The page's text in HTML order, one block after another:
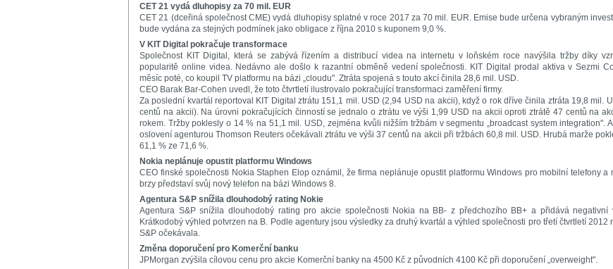
CET 21 vydá dluhopisy za 70 mil. EUR
CET 21 (dceřiná společnost CME) vydá dluhopisy splatné v roce 2017 za 70 mil. EUR. Emise bude určena vybraným
bude vydána za stejných podmínek jako obligace z října 2010 s kuponem 9,0 %.
V KIT Digital pokračuje transformace
Společnost KIT Digital, která se zabývá řízením a distribucí videa na internetu v loňském roce navýšila tržby díky
popularitě online videa. Nedávno ale došlo k razantní obměně vedení společnosti. KIT Digital prodal aktiva v Sezmi
měsíc poté, co koupil TV platformu na bázi „cloudu". Ztráta spojená s touto akcí činila 28,6 mil. USD.
CEO Barak Bar-Cohen uvedl, že toto čtvrtletí ilustrovalo pokračující transformaci zaměření firmy.
Za poslední kvartál reportoval KIT Digital ztrátu 151,1 mil. USD (2,94 USD na akcii), když o rok dříve činila ztráta 19,8 mil.
centů na akcii). Na úrovni pokračujících činností se jednalo o ztrátu ve výši 1,99 USD na akcii oproti ztrátě 47 centů na
rokem. Tržby poklesly o 14 % na 51,1 mil. USD, zejména kvůli nižším tržbám v segmentu „broadcast system integration".
oslovení agenturou Thomson Reuters očekávali ztrátu ve výši 37 centů na akcii při tržbách 60,8 mil. USD. Hrubá marže
61,1 % ze 71,6 %.
Nokia neplánuje opustit platformu Windows
CEO finské společnosti Nokia Staphen Elop oznámil, že firma neplánuje opustit platformu Windows pro mobilní telefony a
brzy představí svůj nový telefon na bázi Windows 8.
Agentura S&P snížila dlouhodobý rating Nokie
Agentura S&P snížila dlouhodobý rating pro akcie společnosti Nokia na BB- z předchozího BB+ a přidává negativní
Krátkodobý výhled potvrzen na B. Podle agentury jsou výsledky za druhý kvartál a výhled společnosti pro třetí čtvrtletí 2012
S&P očekávala.
Změna doporučení pro Komerční banku
JPMorgan zvýšila cílovou cenu pro akcie Komerční banky na 4500 Kč z původních 4100 Kč při doporučení „overweight".